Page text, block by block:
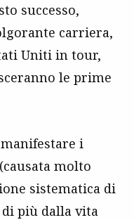
successo,
carriera,
Uniti in tour,
le prime
i
molto
sistematica di
di più dalla vita